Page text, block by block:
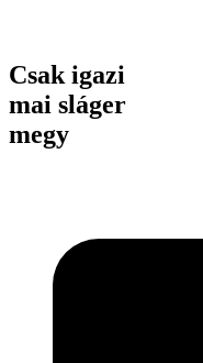
Csak igazi
mai sláger
megy